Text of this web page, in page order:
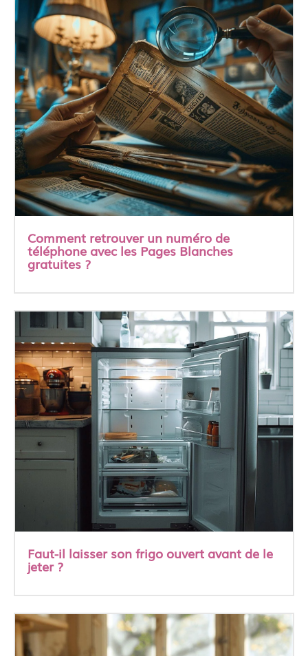
Comment retrouver un numéro de
téléphone avec les Pages Blanches
gratuites ?
Faut-il laisser son frigo ouvert avant de le
jeter ?